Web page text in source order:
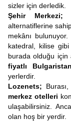
sizler için derledik.
Şehir Merkezi;
alternatiflerine
mekânı
katedral, kilise gibi
burada olduğu için
fiyatlı
yerlerdir.
Lozenets;
merkez otelleri
ulaşabilirsiniz.
olan hoş bir yerdir.